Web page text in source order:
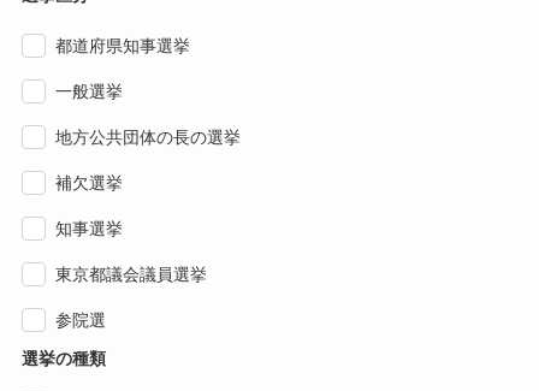
都道府県知事選挙
一般選挙
地方公共団体の長の選挙
補欠選挙
知事選挙
東京都議会議員選挙
参院選
選挙の種類